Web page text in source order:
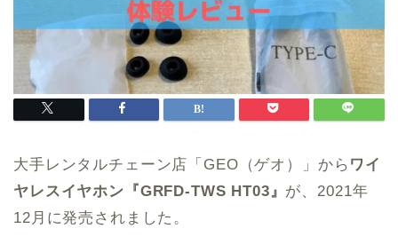
大手レンタルチェーン店「GEO（ゲオ）」から ワイ
ヤレスイヤホン『GRFD-TWS HT03』 が、2021年
12月に発売されました。